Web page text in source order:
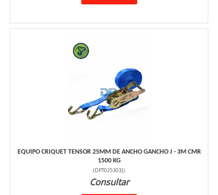
EQUIPO CRIQUET TENSOR 25MM DE ANCHO GANCHO J - 3M CMR
1500 KG
(DPT025303J)
Consultar